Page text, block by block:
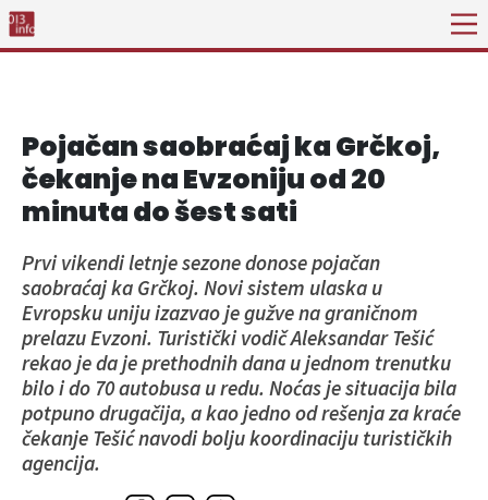
Pojačan saobraćaj ka Grčkoj,
čekanje na Evzoniju od 20
minuta do šest sati
Prvi vikendi letnje sezone donose pojačan
saobraćaj ka Grčkoj. Novi sistem ulaska u
Evropsku uniju izazvao je gužve na graničnom
prelazu Evzoni. Turistički vodič Aleksandar Tešić
rekao je da je prethodnih dana u jednom trenutku
bilo i do 70 autobusa u redu. Noćas je situacija bila
potpuno drugačija, a kao jedno od rešenja za kraće
čekanje Tešić navodi bolju koordinaciju turističkih
agencija.